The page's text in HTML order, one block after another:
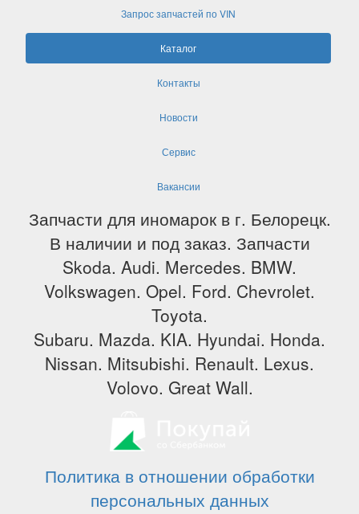
Запрос запчастей по VIN
Каталог
Контакты
Новости
Сервис
Вакансии
Запчасти для иномарок в г. Белорецк.
В наличии и под заказ. Запчасти
Skoda. Audi. Mercedes. BMW.
Volkswagen. Opel. Ford. Chevrolet.
Toyota.
Subaru. Mazda. KIA. Hyundai. Honda.
Nissan. Mitsubishi. Renault. Lexus.
Volovo. Great Wall.
Политика в отношении обработки
персональных данных